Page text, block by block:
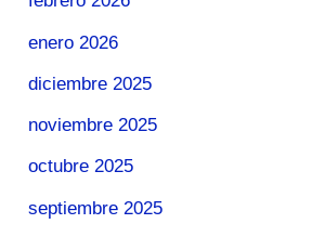
enero 2026
diciembre 2025
noviembre 2025
octubre 2025
septiembre 2025